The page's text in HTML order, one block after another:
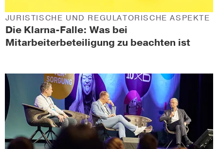
Die Klarna-Falle: Was bei
Mitarbeiterbeteiligung zu beachten ist
JURISTISCHE UND REGULATORISCHE ASPEKTE